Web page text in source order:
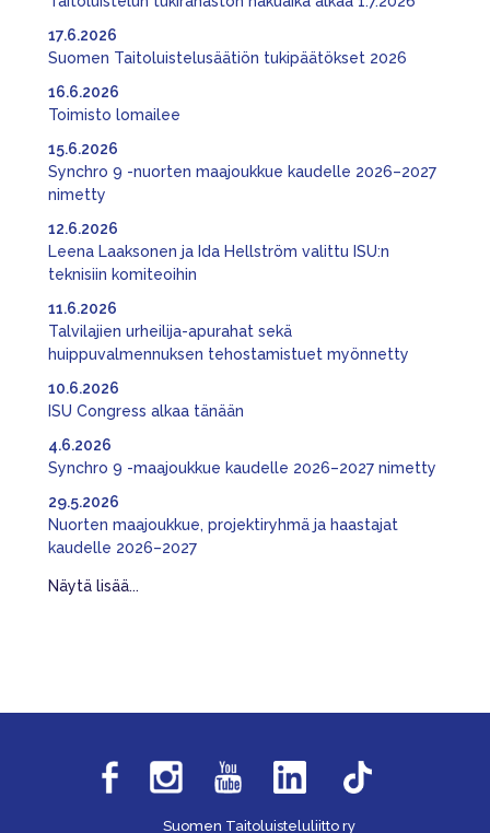
Suomen Taitoluistelusäätiön tukipäätökset 2026
17.6.2026
Toimisto lomailee
16.6.2026
Synchro 9 -nuorten maajoukkue kaudelle 2026–2027
nimetty
15.6.2026
Leena Laaksonen ja Ida Hellström valittu ISU:n
teknisiin komiteoihin
12.6.2026
Talvilajien urheilija-apurahat sekä
huippuvalmennuksen tehostamistuet myönnetty
11.6.2026
ISU Congress alkaa tänään
10.6.2026
Synchro 9 -maajoukkue kaudelle 2026–2027 nimetty
4.6.2026
Nuorten maajoukkue, projektiryhmä ja haastajat
kaudelle 2026–2027
29.5.2026
Näytä lisää...
Suomen Taitoluisteluliitto ry